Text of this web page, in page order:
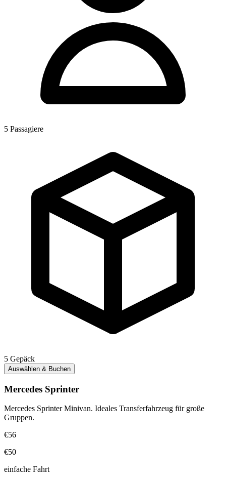
5 Passagiere
5 Gepäck
Auswählen & Buchen
Mercedes Sprinter
Mercedes Sprinter Minivan. Ideales Transferfahrzeug für große
Gruppen.
€56
€50
einfache Fahrt